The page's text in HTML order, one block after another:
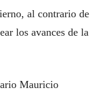
al contrario de
los avances de la
Mauricio